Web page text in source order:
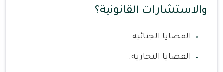
والاستشارات القانونية؟
القضايا الجنائية.
القضايا التجارية.